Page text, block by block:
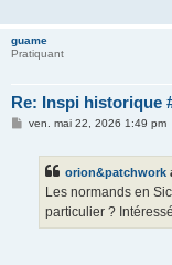
guame
Pratiquant
Re: Inspi historique
Mven. mai 22, 2026 1:49 pm
orion&patchwork
Les normands en
particulier ?